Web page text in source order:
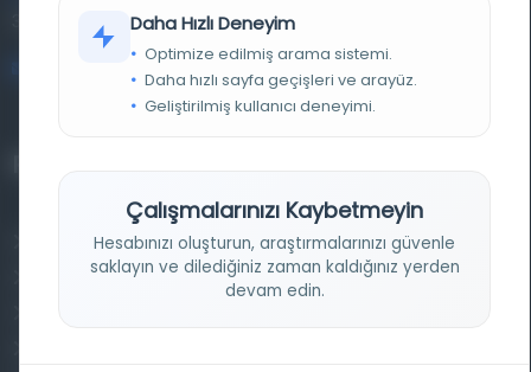
34320 İstanbul
bilgi@osmanlica.com
Osmanlica.com
Aruz ve Hece Ölçüsü
Daha Hızlı Deneyim
Optimize edilmiş arama sistemi.
Daha hızlı sayfa geçişleri ve arayüz.
Geliştirilmiş kullanıcı deneyimi.
Çalışmalarınızı Kaybetmeyin
Hesabınızı oluşturun, araştırmalarınızı güvenle
saklayın ve dilediğiniz zaman kaldığınız yerden
devam edin.